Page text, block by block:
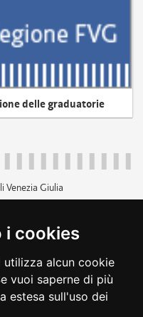
i cookies
utilizza alcun cookie
vuoi saperne di più
estesa sull'uso dei
delle graduatorie
Venezia Giulia
00526040324
dichiarazione di
preferenze cookie